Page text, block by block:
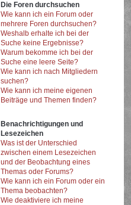
Die Foren durchsuchen
Wie kann ich ein Forum oder
mehrere Foren durchsuchen?
Weshalb erhalte ich bei der
Suche keine Ergebnisse?
Warum bekomme ich bei der
Suche eine leere Seite?
Wie kann ich nach Mitgliedern
suchen?
Wie kann ich meine eigenen
Beiträge und Themen finden?
Benachrichtigungen und
Lesezeichen
Was ist der Unterschied
zwischen einem Lesezeichen
und der Beobachtung eines
Themas oder Forums?
Wie kann ich ein Forum oder ein
Thema beobachten?
Wie deaktiviere ich meine